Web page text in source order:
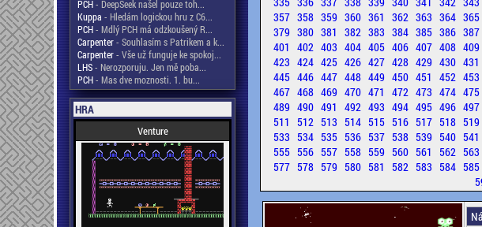
PCH- DeepSeek našel pouze toh...
Kuppa - Hledám logickou hru z C6...
PCH- Mdlý PCH má odzkoušený R...
Carpenter- Souhlasím s Patrikem a k...
Carpenter- Vše už funguje ke spokoj...
LHS- Nerozporuju. Jen mě poba...
PCH- Mas dve moznosti. 1. bu...
HRA
Venture
357 358 359 360 361 362 363 364 365
379 380 381 382 383 384 385 386 387
401 402 403 404 405 406 407 408 409
423 424 425 426 427 428 429 430 431
445 446 447 448 449 450 451 452 453
467 468 469 470 471 472 473 474 475
489 490 491 492 493 494 495 496 497
511 512 513 514 515 516 517 518 519
533 534 535 536 537 538 539 540 541
555 556 557 558 559 560 561 562 563
577 578 579 580 581 582 583 584 585